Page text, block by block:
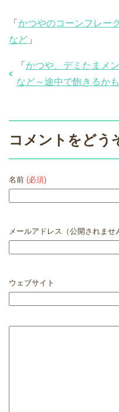
「 かつやのコーンフレー
など 」
「 かつや、デミたまメ
など～途中で飽きるか
コメントをどう
名前 (必須)
メールアドレス（公開されませ
ウェブサイト